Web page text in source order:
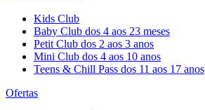
Kids Club
Baby Club dos 4 aos 23 meses
Petit Club dos 2 aos 3 anos
Mini Club dos 4 aos 10 anos
Teens & Chill Pass dos 11 aos 17 anos
Ofertas